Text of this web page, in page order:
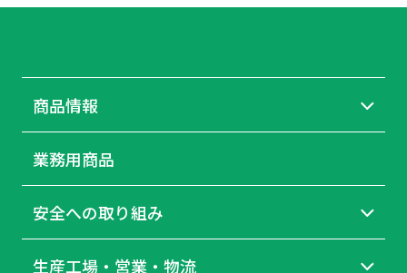
商品情報
業務用商品
安全への取り組み
生産工場・営業・物流